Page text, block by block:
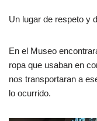
Un lugar de respeto y
En el Museo
ropa que usaban en
nos transportaran a
lo ocurrido.